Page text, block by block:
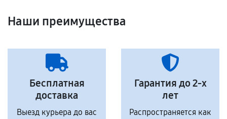
Наши преимущества
Бесплатная
доставка
Выезд курьера до вас
Гарантия до 2-х
лет
Распространяется как